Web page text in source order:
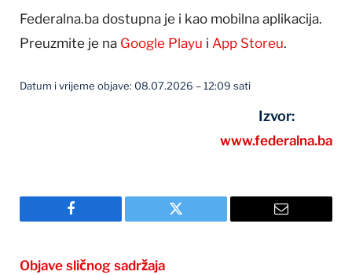
Federalna.ba dostupna je i kao mobilna aplikacija.
Preuzmite je na Google Playu i App Storeu.
Datum i vrijeme objave: 08.07.2026 – 12:09 sati
Izvor:
www.federalna.ba
Facebook Twitter Email
Objave sličnog sadržaja